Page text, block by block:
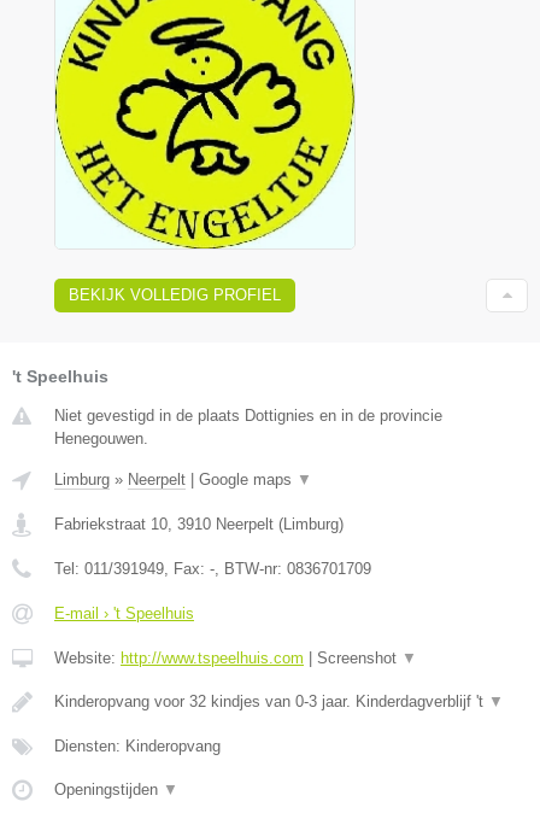
BEKIJK VOLLEDIG PROFIEL
't Speelhuis
Niet gevestigd in de plaats Dottignies en in de provincie
Henegouwen.
Limburg » Neerpelt Google maps ▼
Fabriekstraat 10, 3910 Neerpelt (Limburg)
Tel: 011/391949, Fax: -, BTW-nr: 0836701709
E-mail › 't Speelhuis
Website: http://www.tspeelhuis.com Screenshot ▼
Kinderopvang voor 32 kindjes van 0-3 jaar. Kinderdagverblijf 't ▼
Diensten: Kinderopvang
Openingstijden ▼